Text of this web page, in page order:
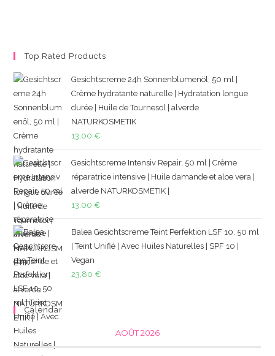
Top Rated Products
Gesichtscreme 24h Sonnenblumenöl, 50 ml |
Crème hydratante naturelle | Hydratation longue
durée | Huile de Tournesol | alverde
NATURKOSMETIK
13,00 €
Gesichtscreme Intensiv Repair, 50 ml | Crème
réparatrice intensive | Huile damande et aloe vera |
alverde NATURKOSMETIK |
13,00 €
Balea Gesichtscreme Teint Perfektion LSF 10, 50 ml
| Teint Unifié | Avec Huiles Naturelles | SPF 10 |
Vegan
23,80 €
Calendar
AOÛT 2026